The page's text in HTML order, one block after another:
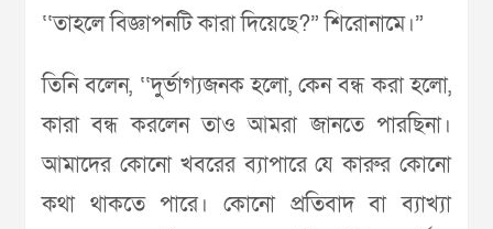
‘‘তাহলে বিজ্ঞাপনটি কারা দিয়েছে?” শিরোনামে।”
তিনি বলেন, ‘‘দুর্ভাগ্যজনক হলো, কেন বন্ধ করা হলো,
কারা বন্ধ করলেন তাও আমরা জানতে পারছিনা।
আমাদের কোনো খবরের ব্যাপারে যে কারুর কোনো
কথা থাকতে পারে। কোনো প্রতিবাদ বা ব্যাখ্যা